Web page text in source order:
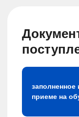
заполненное
приеме на